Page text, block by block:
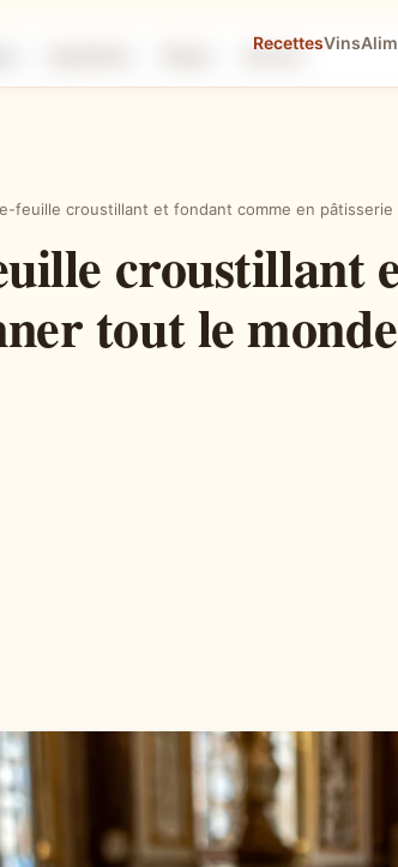
RecettesVins
Astuces
feuille croustillant et fondant comme en
croustillant
tout le monde